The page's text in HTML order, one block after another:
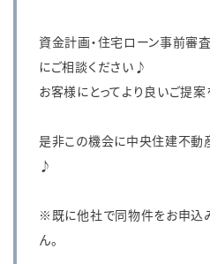
資金計画・住宅ローン事前審
にご相談ください♪
お客様にとってより良いご提案
是非この機会に中央住建不動
♪
※既に他社で同物件をお申込
ん。